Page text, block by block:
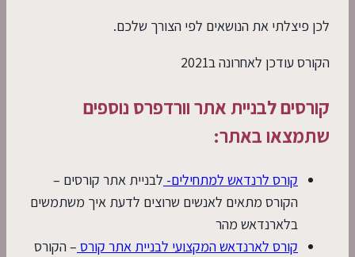
לכן פיצלתי את הנושאים לפי הצורך שלכם.
הקורס עודכן לאחרונה ב2021
קורסים לבניית אתר וורדפרס נוספים
שתמצאו באתר:
קורס לרנדאש למתחילים- לבניית אתר קורסים –
הקורס מתאים לאנשים שרוצים לדעת איך משתמשים
בלארנדאש מהר
קורס לארנדאש המקצועי לבניית אתר קורס – הקורס